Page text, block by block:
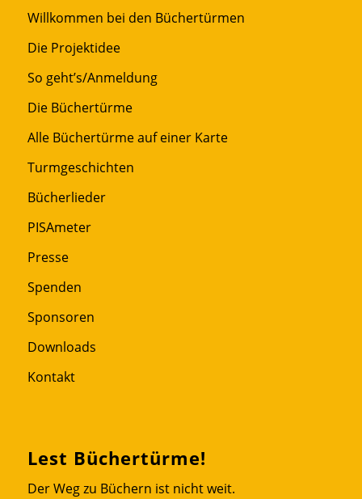
Willkommen bei den Büchertürmen
Die Projektidee
So geht’s/Anmeldung
Die Büchertürme
Alle Büchertürme auf einer Karte
Turmgeschichten
Bücherlieder
PISAmeter
Presse
Spenden
Sponsoren
Downloads
Kontakt
Lest Büchertürme!
Der Weg zu Büchern ist nicht weit.